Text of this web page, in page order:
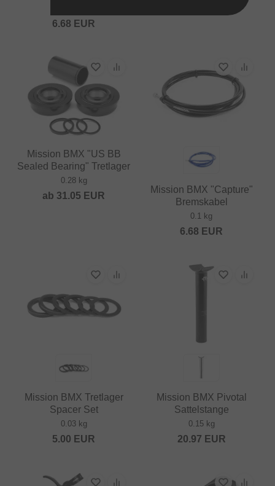
6.68 EUR
Mission BMX "US BB
Sealed Bearing" Tretlager
0.28 kg
ab 31.05 EUR
Mission BMX "Capture"
Bremskabel
0.1 kg
6.68 EUR
Mission BMX Tretlager
Spacer Set
0.03 kg
5.00 EUR
Mission BMX Pivotal
Sattelstange
0.15 kg
20.97 EUR